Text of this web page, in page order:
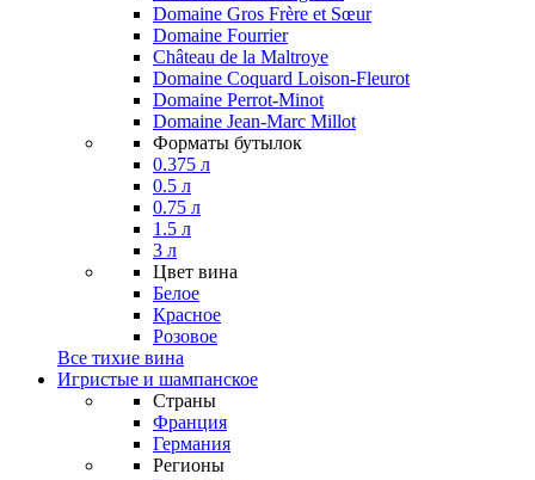
Domaine Gros Frère et Sœur
Domaine Fourrier
Château de la Maltroye
Domaine Coquard Loison-Fleurot
Domaine Perrot-Minot
Domaine Jean-Marc Millot
Форматы бутылок
0.375 л
0.5 л
0.75 л
1.5 л
3 л
Цвет вина
Белое
Красное
Розовое
Все тихие вина
Игристые и шампанское
Страны
Франция
Германия
Регионы